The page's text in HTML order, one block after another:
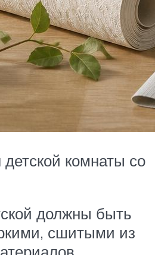
комнаты со
должны быть
сшитыми из